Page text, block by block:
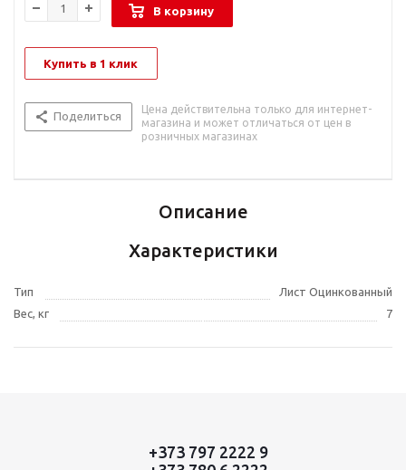
В корзину
Купить в 1 клик
Поделиться
Цена действительна только для интернет-
магазина и может отличаться от цен в
розничных магазинах
Описание
Характеристики
Тип
Лист Оцинкованный
Вес, кг
7
+373 797 2222 9